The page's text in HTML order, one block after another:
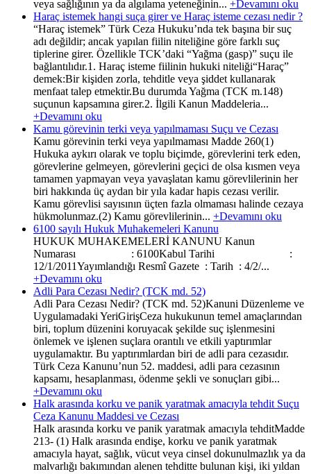
veya sağlığının ya da algılama yeteneğinin... +Devamını oku
Haraç istemek hangi suça girer ve Haraç isteme cezası nedir ?
“Haraç istemek” Türk Ceza Hukuku’nda tek başına bir suç
adı değildir; ancak yapılan fiilin niteliğine göre farklı suç
tiplerine girer. Özellikle TCK’daki “Yağma (gasp)” suçu ile
bağlantılıdır.1. Haraç isteme fiilinin hukuki niteliği“Haraç”
demek:Bir kişiden zorla, tehditle veya şiddet kullanarak
menfaat talep etmektir.Bu durumda Yağma (TCK m.148)
suçunun kapsamına girer.2. İlgili Kanun Maddeleria...
+Devamını oku
Kamu görevinin terki veya yapılmaması Suçu ve Cezası
Kamu görevinin terki veya yapılmaması Madde 260(1)
Hukuka aykırı olarak ve toplu biçimde, görevlerini terk eden,
görevlerine gelmeyen, görevlerini geçici de olsa kısmen veya
tamamen yapmayan veya yavaşlatan kamu görevlilerinin her
biri hakkında üç aydan bir yıla kadar hapis cezası verilir.
Kamu görevlisi sayısının üçten fazla olmaması halinde cezaya
hükmolunmaz.(2) Kamu görevlilerinin... +Devamını oku
6100 sayılı Hukuk Muhakemeleri Kanunu
HUKUK MUHAKEMELERİ KANUNU Kanun
Numarası : 6100Kabul Tarihi :
12/1/2011Yayımlandığı Resmî Gazete : Tarih : 4/2/...
+Devamını oku
Adli Para Cezası Nedir? (TCK md. 52)
Adli Para Cezası Nedir? (TCK md. 52)Kanuni Düzenleme ve
Uygulamadaki YeriGirişCeza hukukunun temel amaçlarından
biri, toplum düzenini koruyacak şekilde suç işlenmesini
önlemek ve işlenen suçlara orantılı ve etkili yaptırımlar
uygulamaktır. Bu yaptırımlardan biri de adli para cezasıdır.
Türk Ceza Kanunu’nun 52. maddesi, adli para cezasının
kapsamı, hesaplanması, ödenme şekli ve sonuçları gibi...
+Devamını oku
Halk arasında korku ve panik yaratmak amacıyla tehdit Suçu
Ceza Kanunu Maddesi ve Cezası
Halk arasında korku ve panik yaratmak amacıyla tehditMadde
213- (1) Halk arasında endişe, korku ve panik yaratmak
amacıyla hayat, sağlık, vücut veya cinsel dokunulmazlık ya da
malvarlığı bakımından alenen tehditte bulunan kişi, iki yıldan